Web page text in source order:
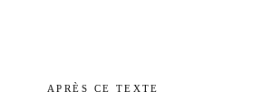
APRÈS CE TEXTE